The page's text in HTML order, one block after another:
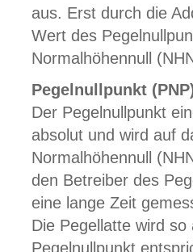
aus. Erst durch die
Wert des
Normalhöhennull
Pegelnullpunkt
Der Pegelnullpunkt
absolut und wird auf
Normalhöhennull
den Betreiber des
eine lange Zeit
Die Pegellatte wird
Pegelnullpunkt